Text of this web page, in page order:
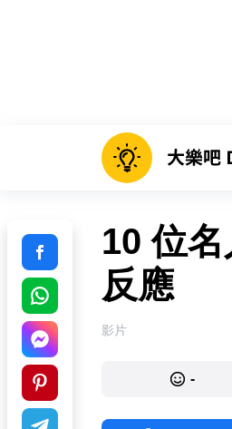
10 位
反應
影片
-